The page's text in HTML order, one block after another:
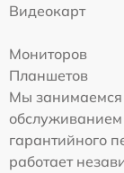
Видеокарт
Мониторов
Планшетов
Мы занимаемся
обслуживанием
гарантийного
работает